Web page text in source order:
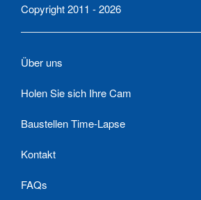
Copyright 2011 - 2026
Über uns
Holen Sie sich Ihre Cam
Baustellen Time-Lapse
Kontakt
FAQs